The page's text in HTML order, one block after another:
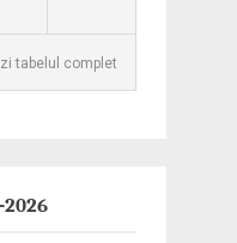
tabelul complet
2026